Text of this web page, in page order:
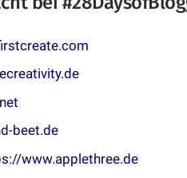
beet.de
www.applethree.de